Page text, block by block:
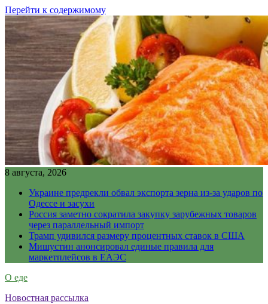
Перейти к содержимому
8 августа, 2026
Украине предрекли обвал экспорта зерна из-за ударов по
Одессе и засухи
Россия заметно сократила закупку зарубежных товаров
через параллельный импорт
Трамп удивился размеру процентных ставок в США
Мишустин анонсировал единые правила для
маркетплейсов в ЕАЭС
О еде
Новостная рассылка